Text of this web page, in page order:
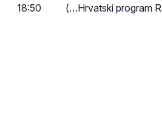
18:50 (…Hrvatski program